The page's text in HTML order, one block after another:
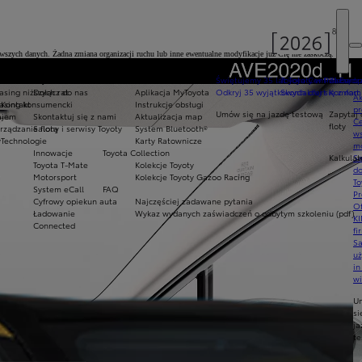
Świętujemy 35 lat Toyoty w Polsce
Odkryj 35 wyjątkowych ofert
Umów się na jazdę testową
Dołącz do nas
Kontakt
Skontaktuj się z nami
Salony i serwisy Toyoty
Technologie
Innowacje
Toyota T-Mate
Motorsport
System eCall
Cyfrowy opiekun auta
Ładowanie
Connected
Toyota Central
Skontaktuj się z
niższych rat
konsumencki
flotą
Komfort
Zapytaj
floty
Aplikacja MyToyota
Instrukcje obsługi
Aktualizacja map
System Bluetooth®
Karty Ratownicze
Toyota Collection
Kolekcje Toyoty
Kolekcje Toyoty Gazoo Racing
FAQ
Najczęściej zadawane pytania
Wykaz wydanych zaświadczeń o odbytym szkoleniu (pdf)
danych. Żadna zmiana organizacji ruchu lub inne ewentualne modyfikacje już Cię nie zaskoczą.